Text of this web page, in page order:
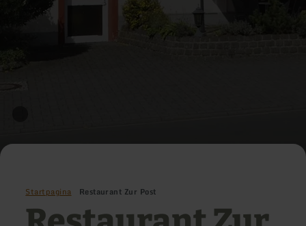
Startpagina Restaurant Zur Post